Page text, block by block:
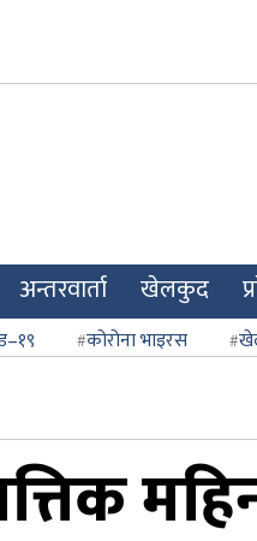
अन्तरवार्ता खेलकुद
कोरोना भाइरस